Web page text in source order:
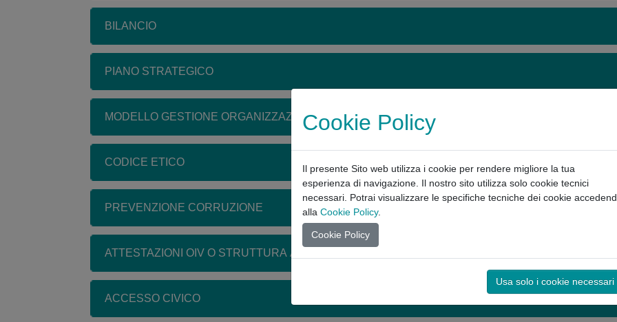
BILANCIO
PIANO STRATEGICO
MODELLO GESTIONE ORGANIZZAZIONE E CONTROLLO
CODICE ETICO
PREVENZIONE CORRUZIONE
ATTESTAZIONI OIV O STRUTTURA ANALOGA
ACCESSO CIVICO
Cookie Policy
Il presente Sito web utilizza i cookie per rendere migliore la tua
esperienza di navigazione. Il nostro sito utilizza solo cookie tecnici
necessari. Potrai visualizzare le specifiche tecniche dei cookie
alla Cookie Policy.
Cookie Policy
Usa solo i cookie necessari